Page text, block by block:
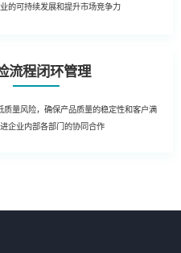
的可持续发展和提升市场竞争力
流程闭环管理
质量风险，确保产品质量的稳定性和客户满
企业内部各部门的协同合作